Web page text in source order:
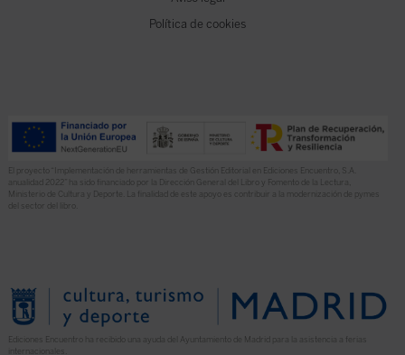
Política de cookies
El proyecto “Implementación de herramientas de Gestión Editorial en Ediciones Encuentro, S.A.
anualidad 2022” ha sido financiado por la Dirección General del Libro y Fomento de la Lectura,
Ministerio de Cultura y Deporte. La finalidad de este apoyo es contribuir a la modernización de pymes
del sector del libro.
Ediciones Encuentro ha recibido una ayuda del Ayuntamiento de Madrid para la asistencia a ferias